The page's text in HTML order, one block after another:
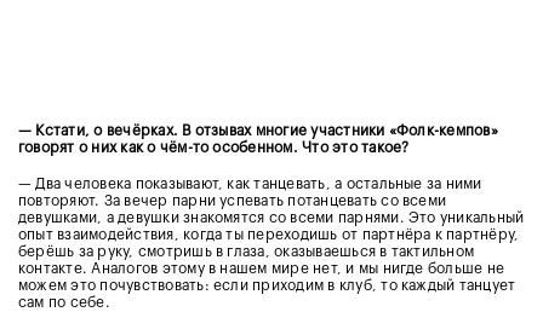
— Кстати, о вечёрках. В отзывах многие участники «Фолк-кемпов»
говорят о них как о чём-то особенном. Что это такое?
— Два человека показывают, как танцевать, а остальные за ними
повторяют. За вечер парни успевать потанцевать со всеми
девушками, а девушки знакомятся со всеми парнями. Это уникальный
опыт взаимодействия, когда ты переходишь от партнёра к партнёру,
берёшь за руку, смотришь в глаза, оказываешься в тактильном
контакте. Аналогов этому в нашем мире нет, и мы нигде больше не
можем это почувствовать: если приходим в клуб, то каждый танцует
сам по себе.